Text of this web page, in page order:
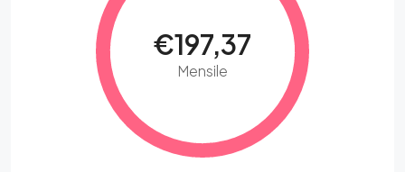
€197,37
Mensile